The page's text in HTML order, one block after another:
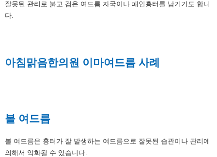
잘못된 관리로 붉고 검은 여드름 자국이나 패인흉터를 남기기도 합니
다.
아침맑음한의원 이마여드름 사례
볼 여드름
볼 여드름은 흉터가 잘 발생하는 여드름으로 잘못된 습관이나 관리에
의해서 악화될 수 있습니다.